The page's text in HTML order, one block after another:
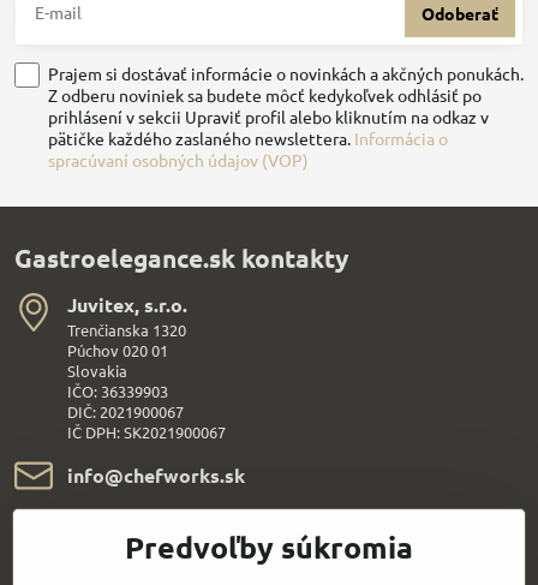
Odoberať
Prajem si dostávať informácie o novinkách a akčných ponukách.
Z odberu noviniek sa budete môcť kedykoľvek odhlásiť po
prihlásení v sekcii Upraviť profil alebo kliknutím na odkaz v
pätičke každého zaslaného newslettera. Informácia o
spracúvaní osobných údajov (VOP)
Gastroelegance.sk kontakty
Juvitex, s​.r​.o​.
Trenčianska 1320
Púchov 020 01
Slovakia
IČO: 36339903
DIČ: 2021900067
IČ DPH: SK2021900067
info​@chefworks​.sk
Predvoľby súkromia